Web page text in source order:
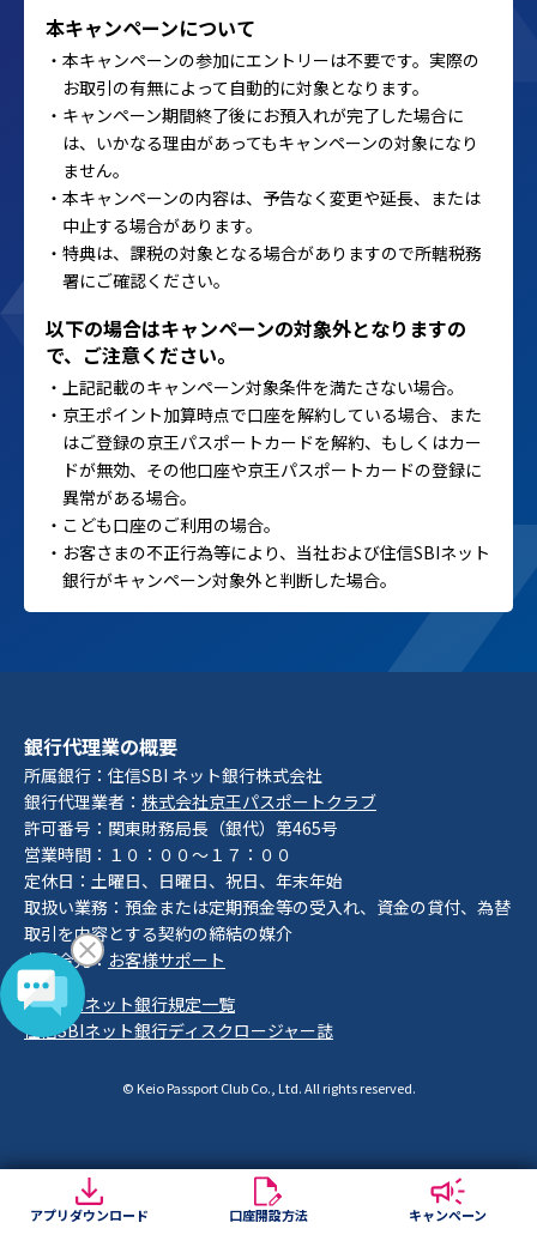
本キャンペーンについて
・本キャンペーンの参加にエントリーは不要です。実際の
お取引の有無によって自動的に対象となります。
・キャンペーン期間終了後にお預入れが完了した場合に
は、いかなる理由があってもキャンペーンの対象になり
ません。
・本キャンペーンの内容は、予告なく変更や延長、または
中止する場合があります。
・特典は、課税の対象となる場合がありますので所轄税務
署にご確認ください。
以下の場合はキャンペーンの対象外となりますの
で、ご注意ください。
・上記記載のキャンペーン対象条件を満たさない場合。
・京王ポイント加算時点で口座を解約している場合、また
はご登録の京王パスポートカードを解約、もしくはカー
ドが無効、その他口座や京王パスポートカードの登録に
異常がある場合。
・こども口座のご利用の場合。
・お客さまの不正行為等により、当社および住信SBIネット
銀行がキャンペーン対象外と判断した場合。
銀行代理業の概要
所属銀行：住信SBI ネット銀行株式会社
銀行代理業者： 株式会社京王パスポートクラブ
許可番号：関東財務局長（銀代）第465号
営業時間：１０：００～１７：００
定休日：土曜日、日曜日、祝日、年末年始
取扱い業務：預金または定期預金等の受入れ、資金の貸付、為替
取引を内容とする契約の締結の媒介
お問合先： お客様サポート
住信SBIネット銀行規定一覧
住信SBIネット銀行ディスクロージャー誌
© Keio Passport Club Co., Ltd. All rights reserved.
アプリダウンロード 口座開設方法 キャンペーン